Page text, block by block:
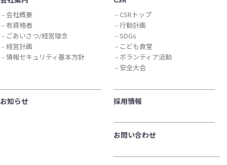
会社概要
有資格者
ごあいさつ/経営理念
経営計画
情報セキュリティ基本方針
CSRトップ
行動計画
SDGs
こども食堂
ボランティア活動
安全大会
お知らせ 採用情報
お問い合わせ